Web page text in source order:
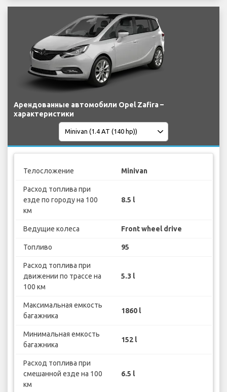
Арендованные автомобили Opel Zafira –
характеристики
Телосложение Minivan
Расход топлива при
езде по городу на 100
км
8.5 l
Ведущие колеса Front wheel drive
Топливо 95
Расход топлива при
движении по трассе на
100 км
5.3 l
Максимальная емкость
багажника
1860 l
Минимальная емкость
багажника
152 l
Расход топлива при
смешанной езде на 100
км
6.5 l